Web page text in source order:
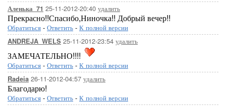
Аленька_71 25-11-2012-20:40 удалить
Прекрасно!!Спасибо,Ниночка!! Добрый вечер!!
Обратиться - Ответить - К полной версии
ANDREJA_WELS 25-11-2012-23:54 удалить
ЗАМЕЧАТЕЛЬНО!!!!
Обратиться - Ответить - К полной версии
Radeia 26-11-2012-04:57 удалить
Благодарю!
Обратиться - Ответить - К полной версии